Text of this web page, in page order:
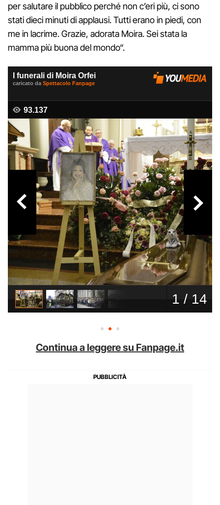
per salutare il pubblico perché non c’eri più, ci sono
stati dieci minuti di applausi. Tutti erano in piedi, con
me in lacrime. Grazie, adorata Moira. Sei stata la
mamma più buona del mondo“.
Continua a leggere su Fanpage.it